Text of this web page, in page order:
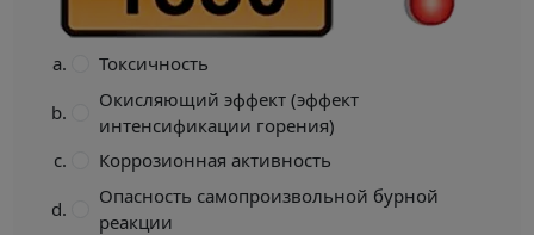
Токсичность
Окисляющий эффект (эффект
интенсификации горения)
Коррозионная активность
Опасность самопроизвольной бурной
реакции